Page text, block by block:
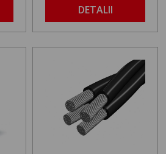
DETALII